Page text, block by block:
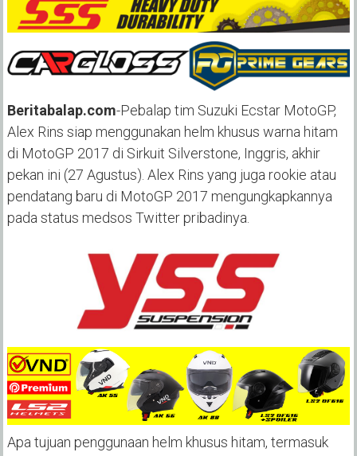
Beritabalap.com-Pebalap tim Suzuki Ecstar MotoGP,
Alex Rins siap menggunakan helm khusus warna hitam
di MotoGP 2017 di Sirkuit Silverstone, Inggris, akhir
pekan ini (27 Agustus). Alex Rins yang juga rookie atau
pendatang baru di MotoGP 2017 mengungkapkannya
pada status medsos Twitter pribadinya.
Apa tujuan penggunaan helm khusus hitam, termasuk